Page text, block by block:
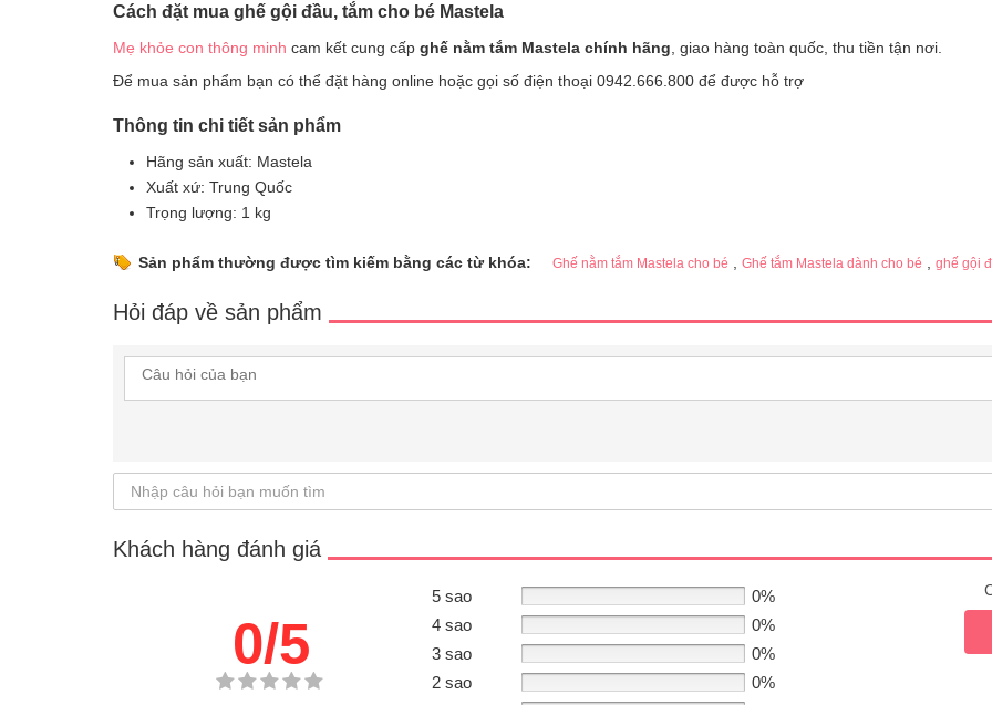
Cách đặt mua ghế gội đầu, tắm cho bé Mastela
Mẹ khỏe con thông minh cam kết cung cấp ghế nằm tắm Mastela chính hãng , giao hàng toàn quốc, thu tiền tận nơi.
Để mua sản phẩm bạn có thể đặt hàng online hoặc gọi số điện thoại 0942.666.800 để được hỗ trợ
Thông tin chi tiết sản phẩm
Hãng sản xuất: Mastela
Xuất xứ: Trung Quốc
Trọng lượng: 1 kg
Sản phẩm thường được tìm kiếm bằng các từ khóa: Ghế nằm tắm Mastela cho bé Ghế tắm Mastela dành cho bé ghế gội
Hỏi đáp về sản phẩm
Khách hàng đánh giá
0/5
5 sao
0%
4 sao
0%
3 sao
0%
2 sao
0%